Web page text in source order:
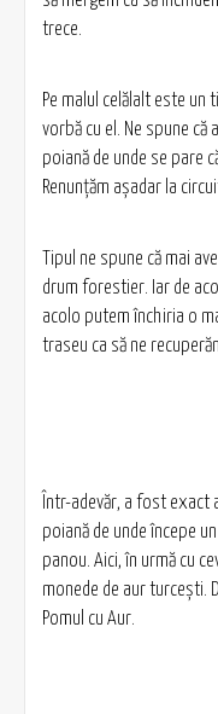
trece.
Pe malul celălalt este un
vorbă cu el. Ne spune
poiană de unde se pare
Renunțăm așadar la
Tipul ne spune că mai
drum forestier. Iar de
acolo putem închiria o
traseu ca să ne
Într-adevăr, a fost exact
poiană de unde începe
panou. Aici, în urmă cu
monede de aur turcești.
Pomul cu Aur.